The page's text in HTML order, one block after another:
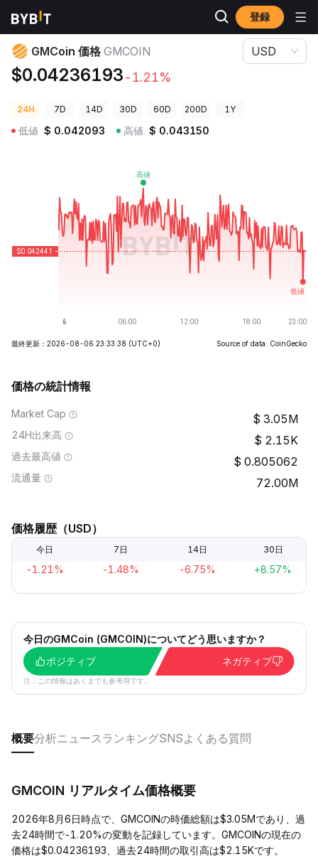
登録
暗号資産価格
GMCoin 価格 GMCOIN
$0.04236193-1.21%
USD
24H 7D 14D 30D 60D 200D 1Y
低値 $ 0.042093 高値 $ 0.043150
最終更新：2026-08-06 23:33:38 (UTC+0) Source of data: CoinGecko
価格の統計情報
Market Cap 3.05M
24H出来高 2.15K
過去最高値 0.805062
流通量 72.00M
価格履歴（USD）
今日 7日 14日 30日
-1.21% -1.48% -6.75% +8.57%
今日のGMCoin (GMCOIN)についてどう思いますか？
ポジティブ
ネガティブ
注：この情報はあくまでも参考用です。
概要分析ニュース ランキングSNSよくある質問
GMCOIN リアルタイム価格概要
2026年8月6日時点で、GMCOINの時価総額は$3.05Mであり、過
去24時間で-1.20%の変動を記録しています。GMCOINの現在の
価格は$0.04236193、過去24時間の取引高は$2.15Kです。